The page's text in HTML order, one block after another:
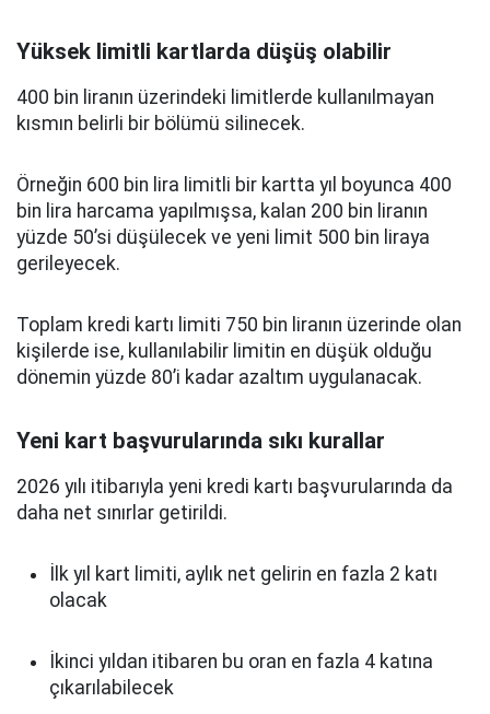
Yüksek limitli kartlarda düşüş olabilir
400 bin liranın üzerindeki limitlerde kullanılmayan
kısmın belirli bir bölümü silinecek.
Örneğin 600 bin lira limitli bir kartta yıl boyunca 400
bin lira harcama yapılmışsa, kalan 200 bin liranın
yüzde 50’si düşülecek ve yeni limit 500 bin liraya
gerileyecek.
Toplam kredi kartı limiti 750 bin liranın üzerinde olan
kişilerde ise, kullanılabilir limitin en düşük olduğu
dönemin yüzde 80’i kadar azaltım uygulanacak.
Yeni kart başvurularında sıkı kurallar
2026 yılı itibarıyla yeni kredi kartı başvurularında da
daha net sınırlar getirildi.
İlk yıl kart limiti, aylık net gelirin en fazla 2 katı
olacak
İkinci yıldan itibaren bu oran en fazla 4 katına
çıkarılabilecek